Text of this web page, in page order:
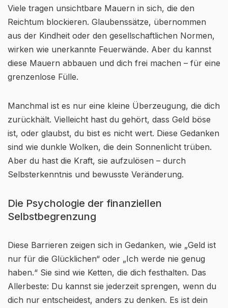
Viele tragen unsichtbare Mauern in sich, die den
Reichtum blockieren. Glaubenssätze, übernommen
aus der Kindheit oder den gesellschaftlichen Normen,
wirken wie unerkannte Feuerwände. Aber du kannst
diese Mauern abbauen und dich frei machen – für eine
grenzenlose Fülle.
Manchmal ist es nur eine kleine Überzeugung, die dich
zurückhält. Vielleicht hast du gehört, dass Geld böse
ist, oder glaubst, du bist es nicht wert. Diese Gedanken
sind wie dunkle Wolken, die dein Sonnenlicht trüben.
Aber du hast die Kraft, sie aufzulösen – durch
Selbsterkenntnis und bewusste Veränderung.
Die Psychologie der finanziellen
Selbstbegrenzung
Diese Barrieren zeigen sich in Gedanken, wie „Geld ist
nur für die Glücklichen“ oder „Ich werde nie genug
haben.“ Sie sind wie Ketten, die dich festhalten. Das
Allerbeste: Du kannst sie jederzeit sprengen, wenn du
dich nur entscheidest, anders zu denken. Es ist dein